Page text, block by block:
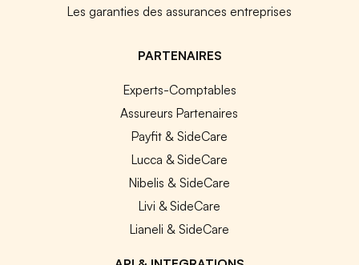
Les garanties des assurances entreprises
PARTENAIRES
Experts-Comptables
Assureurs Partenaires
Payfit & SideCare
Lucca & SideCare
Nibelis & SideCare
Livi & SideCare
Lianeli & SideCare